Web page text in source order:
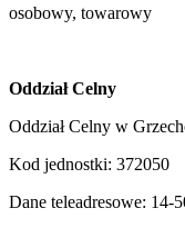
osobowy, towarowy
Oddział Celny
Oddział Celny w
Kod jednostki: 372050
Dane teleadresowe: 14-